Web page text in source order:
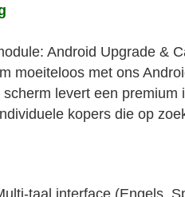
Android Upgrade &
moeiteloos met ons
levert een
kopers die op